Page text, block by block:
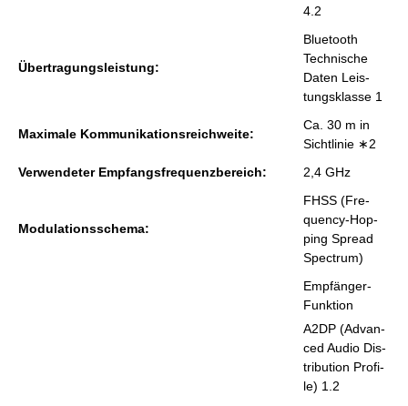
4.2
Über­tra­gungs­leis­tung:
Blue­tooth
Tech­ni­sche
Daten Leis­
tungs­klas­se 1
Ma­xi­ma­le Kom­mu­ni­ka­ti­ons­reich­wei­te:
Ca. 30 m in
Sicht­li­nie ∗2
Ver­wen­de­ter Emp­fangs­fre­quenz­be­reich:
2,4 GHz
Mo­du­la­ti­ons­sche­ma:
FHSS (Fre­
quen­cy-Hop­
ping Spre­ad
Spec­trum)
Emp­fän­ger-
Funk­ti­on
A2DP (Ad­van­
ced Audio Dis­
tri­bu­ti­on Pro­fi­
le) 1.2